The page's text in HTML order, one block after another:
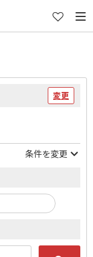
変更
条件を変更